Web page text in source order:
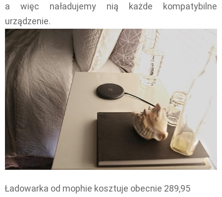
a więc naładujemy nią każde kompatybilne
urządzenie.
Ładowarka od mophie kosztuje obecnie 289,95